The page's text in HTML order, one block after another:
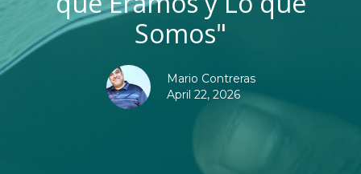
Somos"
Mario Contreras
April 22, 2026